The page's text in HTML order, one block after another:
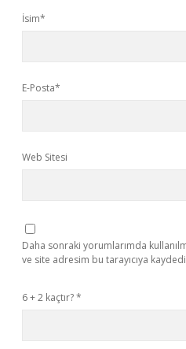
İsim*
E-Posta*
Web Sitesi
Daha sonraki yorumlarımda
ve site adresim bu tarayıcıya
6 + 2 kaçtır?*